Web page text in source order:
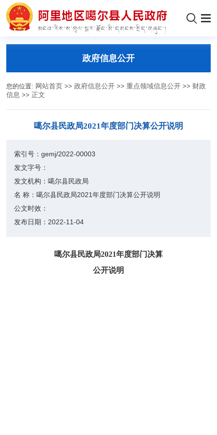
政府信息公开
您的位置: 网站首页 >>政府信息公开 >>重点领域信息公开 >> 财政
信息 >> 正文
噶尔县民政局2021年度部门决算公开说明
索引号：gemj/2022-00003
发文字号：
发文机构：噶尔县民政局
名 称：噶尔县民政局2021年度部门决算公开说明
公文时效：
发布日期： 2022-11-04
噶尔县民政局2021年度部门决算
公开说明